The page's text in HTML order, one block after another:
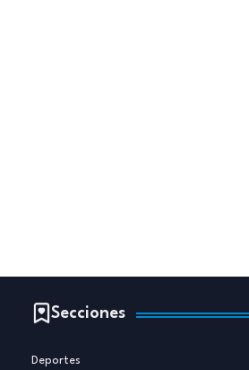
Secciones
Deportes